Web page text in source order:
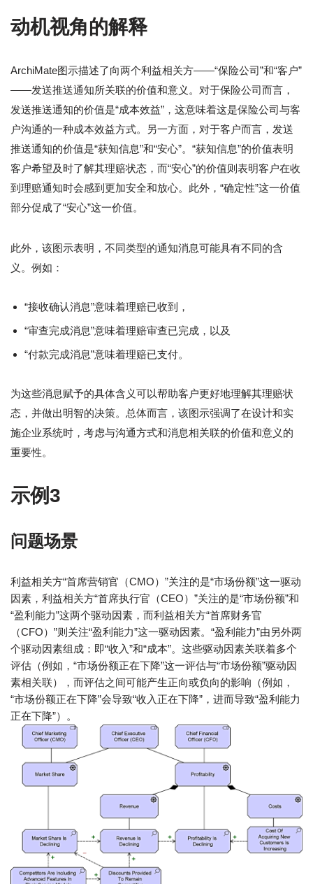
动机视角的解释
ArchiMate图示描述了向两个利益相关方——“保险公司”和“客户”
——发送推送通知所关联的价值和意义。对于保险公司而言，
发送推送通知的价值是“成本效益”，这意味着这是保险公司与客
户沟通的一种成本效益方式。另一方面，对于客户而言，发送
推送通知的价值是“获知信息”和“安心”。“获知信息”的价值表明
客户希望及时了解其理赔状态，而“安心”的价值则表明客户在收
到理赔通知时会感到更加安全和放心。此外，“确定性”这一价值
部分促成了“安心”这一价值。
此外，该图示表明，不同类型的通知消息可能具有不同的含
义。例如：
“接收确认消息”意味着理赔已收到，
“审查完成消息”意味着理赔审查已完成，以及
“付款完成消息”意味着理赔已支付。
为这些消息赋予的具体含义可以帮助客户更好地理解其理赔状
态，并做出明智的决策。总体而言，该图示强调了在设计和实
施企业系统时，考虑与沟通方式和消息相关联的价值和意义的
重要性。
示例3
问题场景
利益相关方“首席营销官（CMO）”关注的是“市场份额”这一驱动
因素，利益相关方“首席执行官（CEO）”关注的是“市场份额”和
“盈利能力”这两个驱动因素，而利益相关方“首席财务官
（CFO）”则关注“盈利能力”这一驱动因素。“盈利能力”由另外两
个驱动因素组成：即“收入”和“成本”。这些驱动因素关联着多个
评估（例如，“市场份额正在下降”这一评估与“市场份额”驱动因
素相关联），而评估之间可能产生正向或负向的影响（例如，
“市场份额正在下降”会导致“收入正在下降”，进而导致“盈利能力
正在下降”）。